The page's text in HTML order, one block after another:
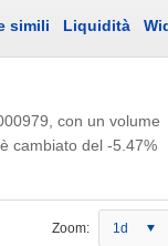
simili Liquidità
, con un volume
è cambiato del -5.47%
Zoom: 1d